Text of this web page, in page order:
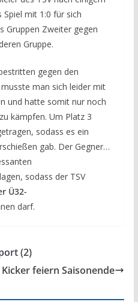
Spiel mit 1:0 für sich
Gruppen Zweiter gegen
Gruppe.
gegen den
man sich leider mit
und hatte somit nur noch
kämpfen. Um Platz 3
sodass es ein
gab. Der Gegner…
sodass der TSV
Ü32-
darf.
(2)
feiern Saisonende